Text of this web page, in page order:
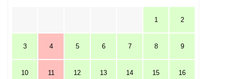
1 2
3 4 5 6 7 8 9
10 11 12 13 14 15 16